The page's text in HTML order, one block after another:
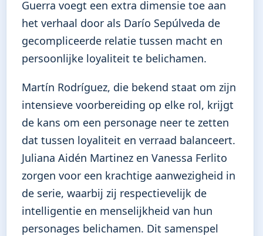
Guerra voegt een extra dimensie toe aan
het verhaal door als Darío Sepúlveda de
gecompliceerde relatie tussen macht en
persoonlijke loyaliteit te belichamen.
Martín Rodríguez, die bekend staat om zijn
intensieve voorbereiding op elke rol, krijgt
de kans om een personage neer te zetten
dat tussen loyaliteit en verraad balanceert.
Juliana Aidén Martinez en Vanessa Ferlito
zorgen voor een krachtige aanwezigheid in
de serie, waarbij zij respectievelijk de
intelligentie en menselijkheid van hun
personages belichamen. Dit samenspel